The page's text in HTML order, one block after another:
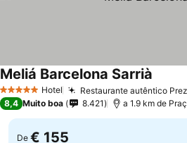
5 Estrelas Hotel Restaurante autêntico
Meliá Barcelona Sarrià
8,4 Muito boa 8.421 a 1.9 km de
De € 155